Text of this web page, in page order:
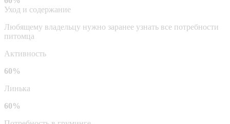
Уход и содержание
Любящему владельцу нужно заранее узнать все потребности
питомца
Активность
60%
Линька
60%